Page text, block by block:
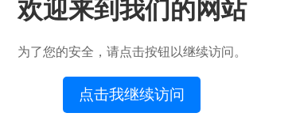
欢迎来到我们的网站
为了您的安全，请点击按钮以继续访问。